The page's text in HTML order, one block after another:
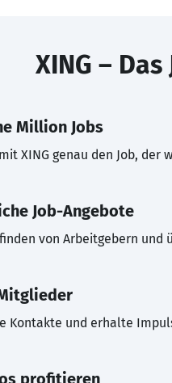
XING –
Million Jobs
XING genau den Job, der
Job-Angebote
von Arbeitgebern und
Kontakte und erhalte
profitieren